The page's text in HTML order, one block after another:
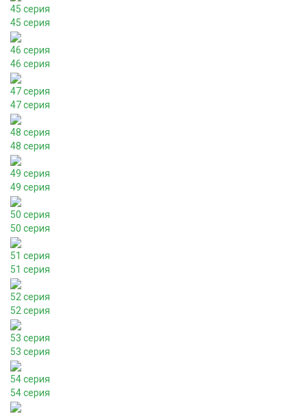
45 серия
45 серия
46 серия
46 серия
47 серия
47 серия
48 серия
48 серия
49 серия
49 серия
50 серия
50 серия
51 серия
51 серия
52 серия
52 серия
53 серия
53 серия
54 серия
54 серия